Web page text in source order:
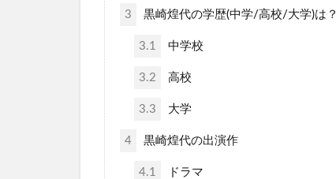
3 黒崎煌代の学歴(中学/高校/大学)は？
3.1 中学校
3.2 高校
3.3 大学
4 黒崎煌代の出演作
4.1 ドラマ